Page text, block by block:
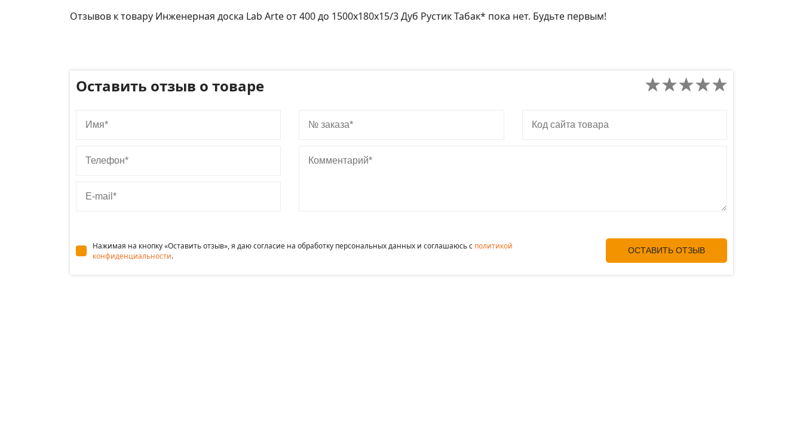
Отзывов к товару Инженерная доска Lab Arte от 400 до 1500х180х15/3 Дуб Рустик Табак* пока нет. Будьте первым!
Оставить отзыв о товаре
Нажимая на кнопку «Оставить отзыв», я даю согласие на обработку персональных данных и соглашаюсь c политикой
конфиденциальности.
ОСТАВИТЬ ОТЗЫВ